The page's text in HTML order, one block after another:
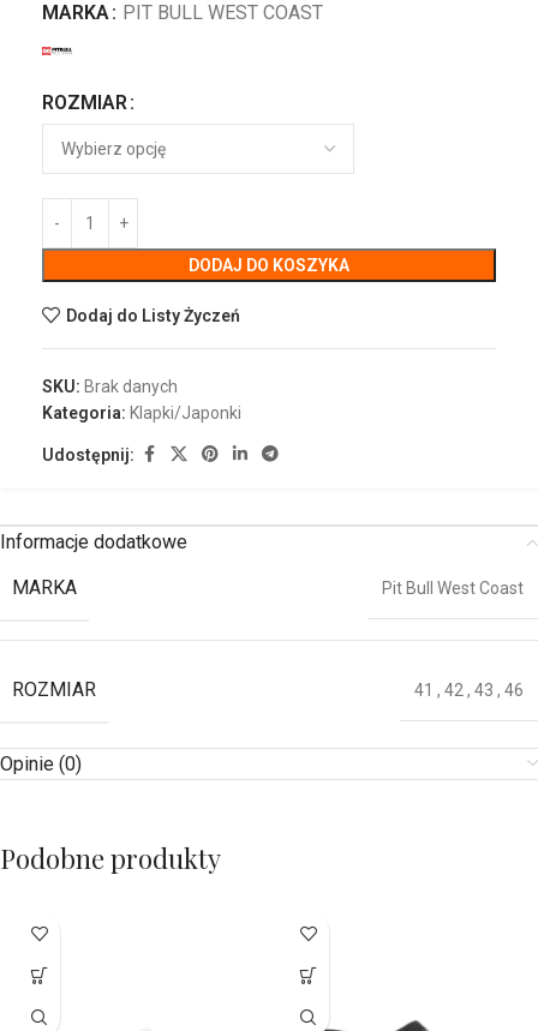
MARKA PIT BULL WEST COAST
ROZMIAR
DODAJ DO KOSZYKA
Dodaj do Listy Życzeń
SKU: Brak danych
Kategoria: Klapki/Japonki
Udostępnij:
Informacje dodatkowe
MARKA
Pit Bull West Coast
ROZMIAR 41 , 42 , 43 , 46
Opinie (0)
Podobne produkty